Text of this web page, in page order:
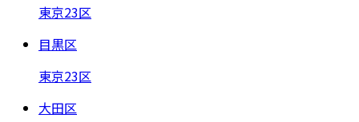
東京23区
目黒区
東京23区
大田区